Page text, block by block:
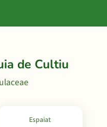
de Cultiu
Espaiat